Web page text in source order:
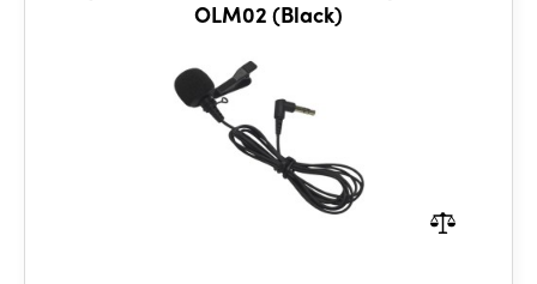
OLM02 (Black)